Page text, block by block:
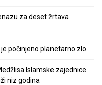
za deset žrtava
počinjeno planetarno zlo
Islamske zajednice
niz godina